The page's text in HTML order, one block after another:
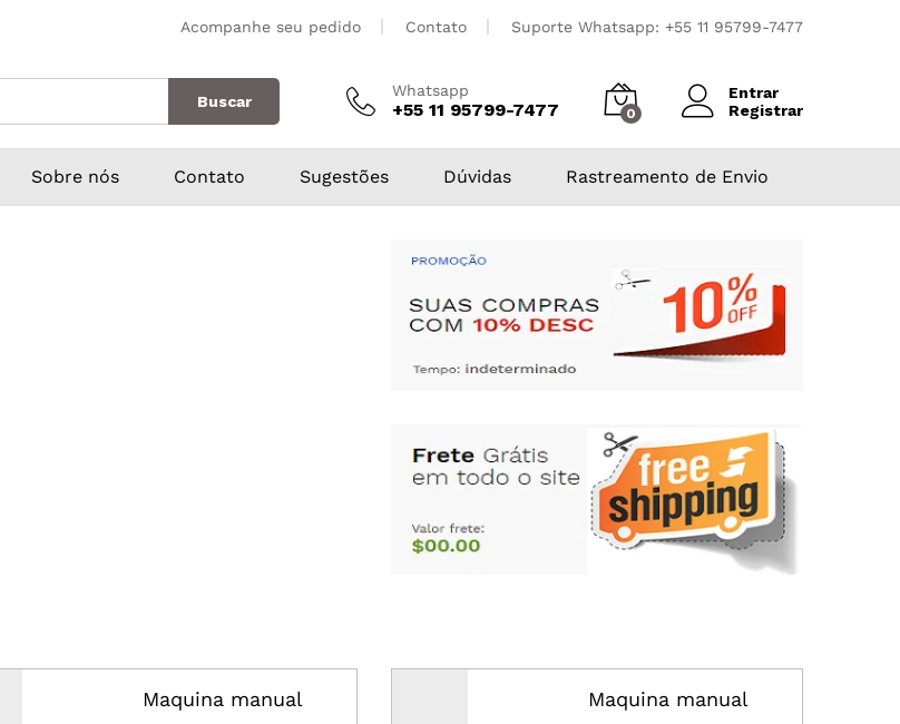
Acompanhe seu pedido Contato Suporte Whatsapp: +55 11 95799-7477
Buscar
Whatsapp
+55 11 95799-7477 0
Entrar
Registrar
Sobre nós Contato Sugestões Dúvidas Rastreamento de Envio
Maquina manual Maquina manual